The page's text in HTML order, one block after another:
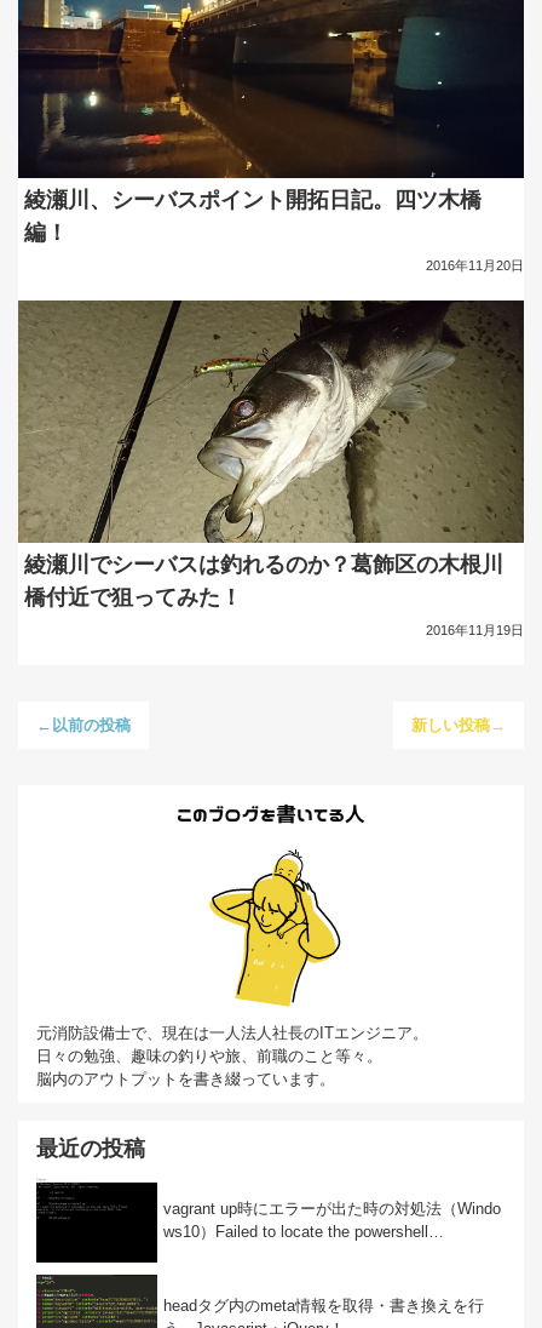
綾瀬川、シーバスポイント開拓日記。四ツ木橋
編！
2016年11月20日
綾瀬川でシーバスは釣れるのか？葛飾区の木根川
橋付近で狙ってみた！
2016年11月19日
←以前の投稿 新しい投稿→
元消防設備士で、現在は一人法人社長のITエンジニア。
日々の勉強、趣味の釣りや旅、前職のこと等々。
脳内のアウトプットを書き綴っています。
最近の投稿
vagrant up時にエラーが出た時の対処法（Windo
ws10）Failed to locate the powershell…
headタグ内のmeta情報を取得・書き換えを行